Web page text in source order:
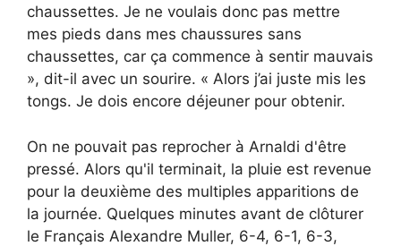
chaussettes. Je ne voulais donc pas mettre
mes pieds dans mes chaussures sans
chaussettes, car ça commence à sentir mauvais
», dit-il avec un sourire. « Alors j’ai juste mis les
tongs. Je dois encore déjeuner pour obtenir.
On ne pouvait pas reprocher à Arnaldi d'être
pressé. Alors qu'il terminait, la pluie est revenue
pour la deuxième des multiples apparitions de
la journée. Quelques minutes avant de clôturer
le Français Alexandre Muller, 6-4, 6-1, 6-3,